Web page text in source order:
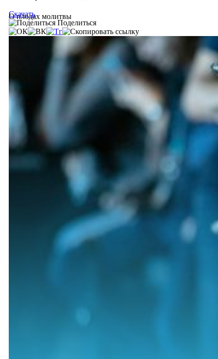
О плодах молитвы
Скачать
Поделиться